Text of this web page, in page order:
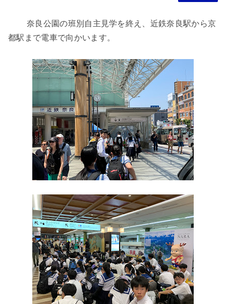
奈良公園の班別自主見学を終え、近鉄奈良駅から京
都駅まで電車で向かいます。